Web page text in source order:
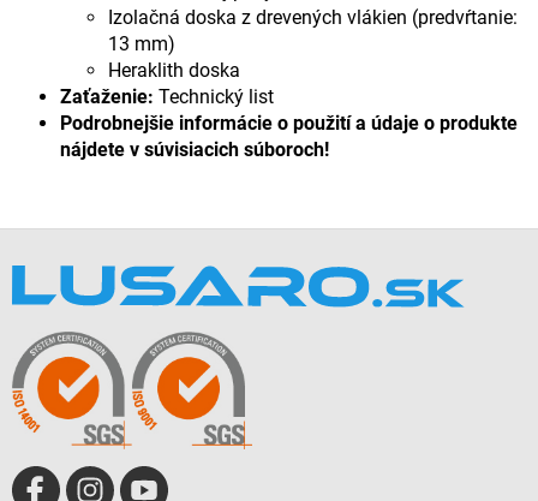
Izolačná doska z drevených vlákien (predvŕtanie:
13 mm)
Heraklith doska
Zaťaženie: Technický list
Podrobnejšie informácie o použití a údaje o produkte
nájdete v súvisiacich súboroch!